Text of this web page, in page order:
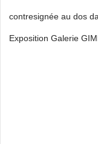
contresignée au dos
Exposition Galerie